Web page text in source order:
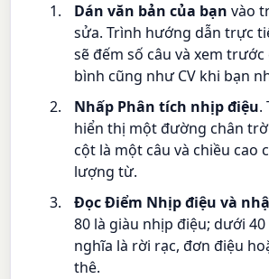
Dán văn bản của bạn vào
sửa. Trình hướng dẫn trực
sẽ đếm số câu và xem
bình cũng như CV khi bạn
Nhấp Phân tích nhịp điệu.
hiển thị một đường chân
cột là một câu và chiều cao
lượng từ.
Đọc Điểm Nhịp điệu và
80 là giàu nhịp điệu; dưới
nghĩa là rời rạc, đơn điệu
thê.